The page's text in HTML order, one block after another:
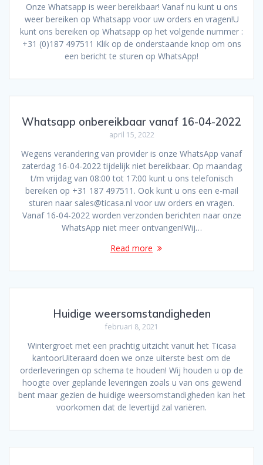
Onze Whatsapp is weer bereikbaar! Vanaf nu kunt u ons
weer bereiken op Whatsapp voor uw orders en vragen!U
kunt ons bereiken op Whatsapp op het volgende nummer :
+31 (0)187 497511 Klik op de onderstaande knop om ons
een bericht te sturen op WhatsApp!
Whatsapp onbereikbaar vanaf 16-04-2022
april 15, 2022
Wegens verandering van provider is onze WhatsApp vanaf
zaterdag 16-04-2022 tijdelijk niet bereikbaar. Op maandag
t/m vrijdag van 08:00 tot 17:00 kunt u ons telefonisch
bereiken op +31 187 497511. Ook kunt u ons een e-mail
sturen naar sales@ticasa.nl voor uw orders en vragen.
Vanaf 16-04-2022 worden verzonden berichten naar onze
WhatsApp niet meer ontvangen!Wij…
Read more
Huidige weersomstandigheden
februari 8, 2021
Wintergroet met een prachtig uitzicht vanuit het Ticasa
kantoorUiteraard doen we onze uiterste best om de
orderleveringen op schema te houden! Wij houden u op de
hoogte over geplande leveringen zoals u van ons gewend
bent maar gezien de huidige weersomstandigheden kan het
voorkomen dat de levertijd zal variëren.